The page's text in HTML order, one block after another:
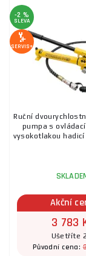
SKLADEM
SKLADEM u
-2 %
SLEVA
SERVIS+
Ruční
pumpa s
vysokotlakou hadicí
Akční
3 783
Ušetříte
Původní cena: